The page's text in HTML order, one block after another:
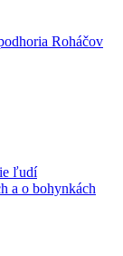
Roháčov
ľudí
a o bohynkách